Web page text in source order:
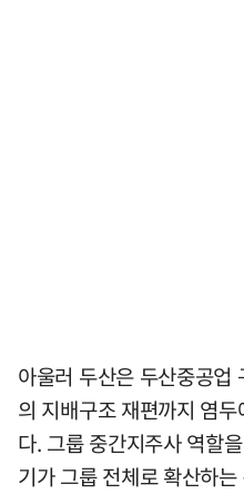
아울러 두산은 두산중공업
의 지배구조 재편까지 염
다. 그룹 중간지주사 역할
기가 그룹 전체로 확산하